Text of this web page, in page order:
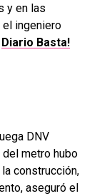
y en las
el ingeniero
Diario Basta!
DNV
metro hubo
construcción,
aseguró el